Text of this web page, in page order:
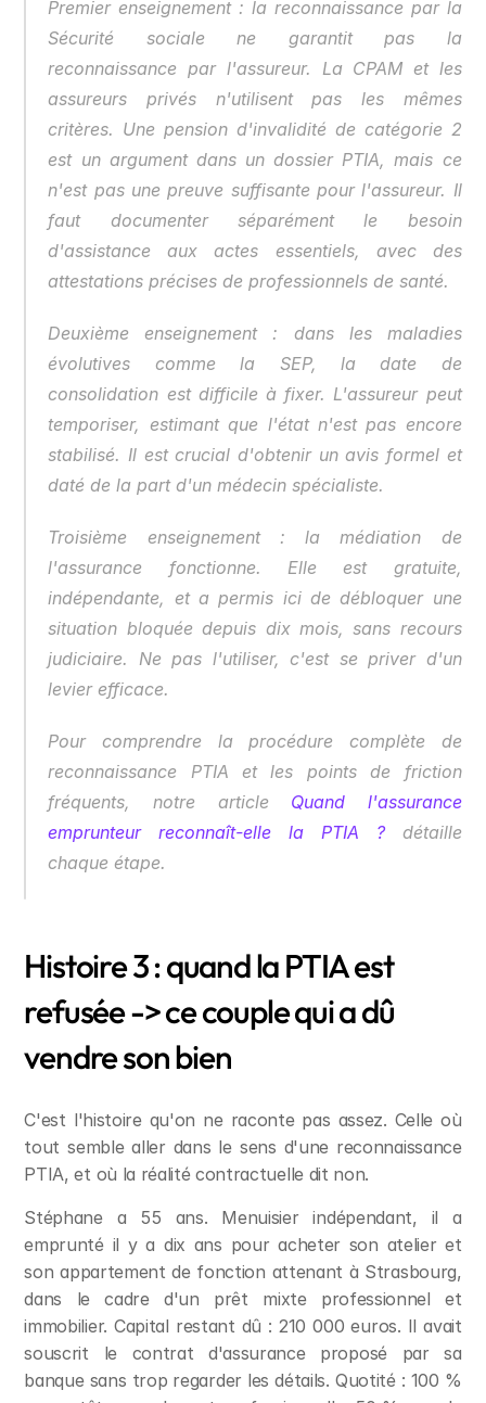
Premier enseignement : la reconnaissance par la
Sécurité sociale ne garantit pas la
reconnaissance par l'assureur. La CPAM et les
assureurs privés n'utilisent pas les mêmes
critères. Une pension d'invalidité de catégorie 2
est un argument dans un dossier PTIA, mais ce
n'est pas une preuve suffisante pour l'assureur. Il
faut documenter séparément le besoin
d'assistance aux actes essentiels, avec des
attestations précises de professionnels de santé.
Deuxième enseignement : dans les maladies
évolutives comme la SEP, la date de
consolidation est difficile à fixer. L'assureur peut
temporiser, estimant que l'état n'est pas encore
stabilisé. Il est crucial d'obtenir un avis formel et
daté de la part d'un médecin spécialiste.
Troisième enseignement : la médiation de
l'assurance fonctionne. Elle est gratuite,
indépendante, et a permis ici de débloquer une
situation bloquée depuis dix mois, sans recours
judiciaire. Ne pas l'utiliser, c'est se priver d'un
levier efficace.
Pour comprendre la procédure complète de
reconnaissance PTIA et les points de friction
fréquents, notre article Quand l'assurance
emprunteur reconnaît-elle la PTIA ? détaille
chaque étape.
Histoire 3 : quand la PTIA est
refusée -> ce couple qui a dû
vendre son bien
C'est l'histoire qu'on ne raconte pas assez. Celle où
tout semble aller dans le sens d'une reconnaissance
PTIA, et où la réalité contractuelle dit non.
Stéphane a 55 ans. Menuisier indépendant, il a
emprunté il y a dix ans pour acheter son atelier et
son appartement de fonction attenant à Strasbourg,
dans le cadre d'un prêt mixte professionnel et
immobilier. Capital restant dû : 210 000 euros. Il avait
souscrit le contrat d'assurance proposé par sa
banque sans trop regarder les détails. Quotité : 100 %